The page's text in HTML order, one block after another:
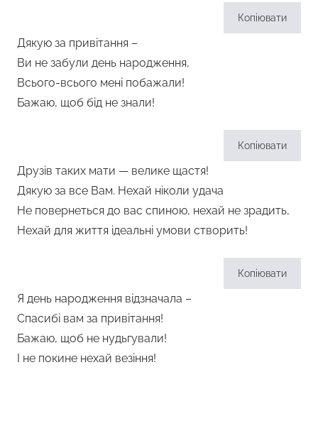
Копіювати
Дякую за привітання –
Ви не забули день народження,
Всього-всього мені побажали!
Бажаю, щоб бід не знали!
Копіювати
Друзів таких мати — велике щастя!
Дякую за все Вам. Нехай ніколи удача
Не повернеться до вас спиною, нехай не зрадить,
Нехай для життя ідеальні умови створить!
Копіювати
Я день народження відзначала –
Спасибі вам за привітання!
Бажаю, щоб не нудьгували!
І не покине нехай везіння!